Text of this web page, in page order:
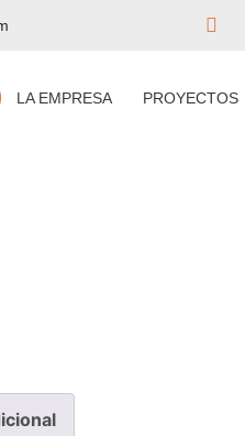
LA EMPRESA PROYECTOS